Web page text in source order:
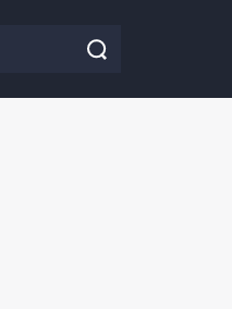
Szukaj